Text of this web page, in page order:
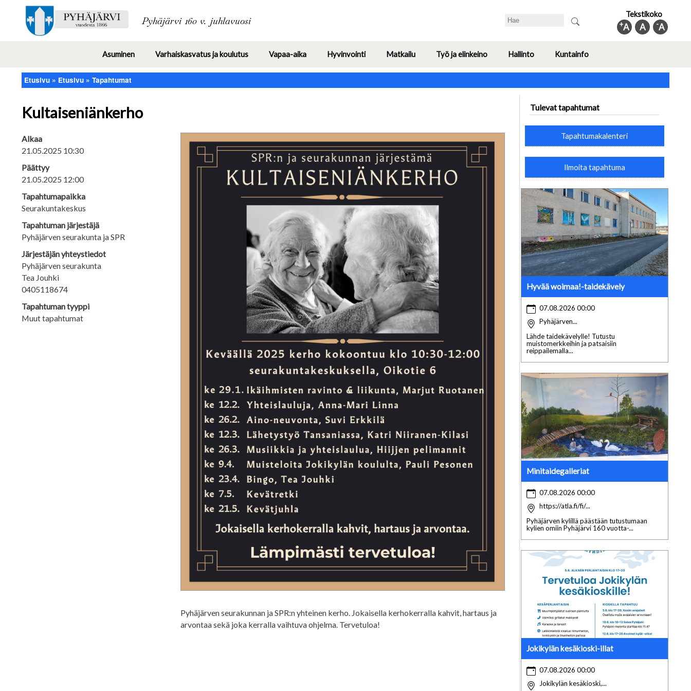
Pyhäjärvi 160 v. juhlavuosi Search Tekstikoko
-A
A
+A
Asuminen
Toggle
Varhaiskasvatus ja koulutus
Toggle
Vapaa-aika
Toggle
Hyvinvointi
Toggle
Matkailu Työ ja elinkeino
Toggle
Hallinto
Toggle
Kuntainfo
Murupolku
Etusivu Etusivu Tapahtumat
Kultaiseniänkerho
Alkaa
21.05.2025 10:30
Päättyy
21.05.2025 12:00
Tapahtumapaikka
Seurakuntakeskus
Tapahtuman järjestäjä
Pyhäjärven seurakunta ja SPR
Järjestäjän yhteystiedot
Pyhäjärven seurakunta
Tea Jouhki
0405118674
Tapahtuman tyyppi
Muut tapahtumat
Pyhäjärven seurakunnan ja SPR:n yhteinen kerho. Jokaisella kerhokerralla kahvit, hartaus ja
arvontaa sekä joka kerralla vaihtuva ohjelma. Tervetuloa!
Tulevat tapahtumat
Tapahtumakalenteri
Ilmoita tapahtuma
Hyvää woimaa!-taidekävely
07.08.2026 00:00
Pyhäjärven...
Lähde taidekävelylle! Tutustu
muistomerkkeihin ja patsaisiin
reippailemalla...
Minitaidegalleriat
07.08.2026 00:00
https://atla.fi/fi/...
Pyhäjärven kylillä päästään tutustumaan
kylien omiin Pyhäjärvi 160 vuotta-...
Jokikylän kesäkioski-illat
07.08.2026 00:00
Jokikylän kesäkioski,...